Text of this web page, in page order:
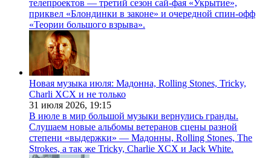
телепроектов — третий сезон сай-фая «Укрытие»,
приквел «Блондинки в законе» и очередной спин-офф
«Теории большого взрыва».
Новая музыка июля: Мадонна, Rolling Stones, Tricky,
Charli XCX и не только
31 июля 2026, 19:15
В июле в мир большой музыки вернулись гранды.
Слушаем новые альбомы ветеранов сцены разной
степени «выдержки» — Мадонны, Rolling Stones, The
Strokes, а так же Tricky, Charlie XCX и Jack White.